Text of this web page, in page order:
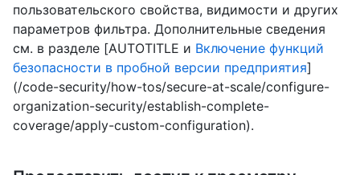
пользовательского свойства, видимости и других
параметров фильтра. Дополнительные сведения
см. в разделе [AUTOTITLE и Включение функций
безопасности в пробной версии предприятия]
(/code-security/how-tos/secure-at-scale/configure-
organization-security/establish-complete-
coverage/apply-custom-configuration).